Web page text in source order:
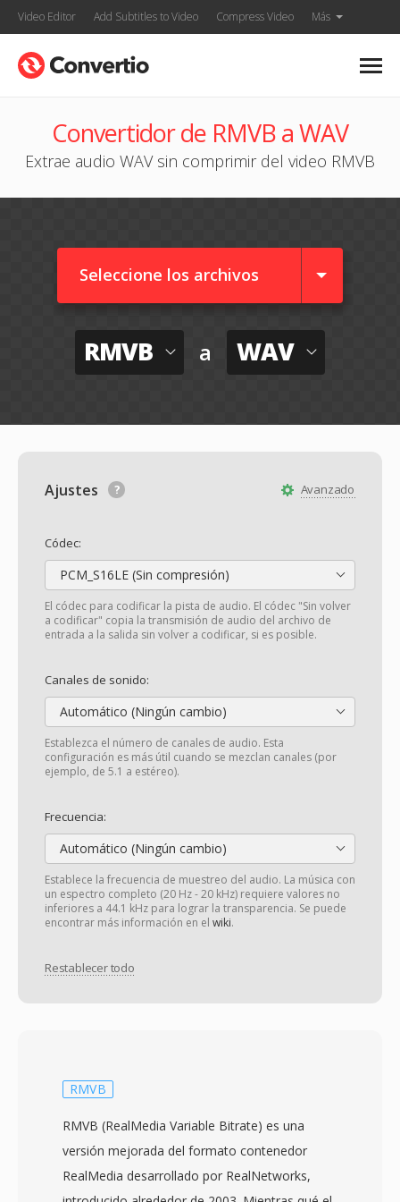
Video Editor Add Subtitles to Video Compress Video Más
Convertidor de RMVB a WAV
Extrae audio WAV sin comprimir del video RMVB
Seleccione los archivos
RMVB a WAV
Avanzado
Ajustes
Códec:
PCM_S16LE (Sin compresión)
El códec para codificar la pista de audio. El códec "Sin volver
a codificar" copia la transmisión de audio del archivo de
entrada a la salida sin volver a codificar, si es posible.
Canales de sonido:
Automático (Ningún cambio)
Establezca el número de canales de audio. Esta
configuración es más útil cuando se mezclan canales (por
ejemplo, de 5.1 a estéreo).
Frecuencia:
Automático (Ningún cambio)
Establece la frecuencia de muestreo del audio. La música con
un espectro completo (20 Hz - 20 kHz) requiere valores no
inferiores a 44.1 kHz para lograr la transparencia. Se puede
encontrar más información en el wiki.
Restablecer todo
RMVB
RMVB (RealMedia Variable Bitrate) es una
versión mejorada del formato contenedor
RealMedia desarrollado por RealNetworks,